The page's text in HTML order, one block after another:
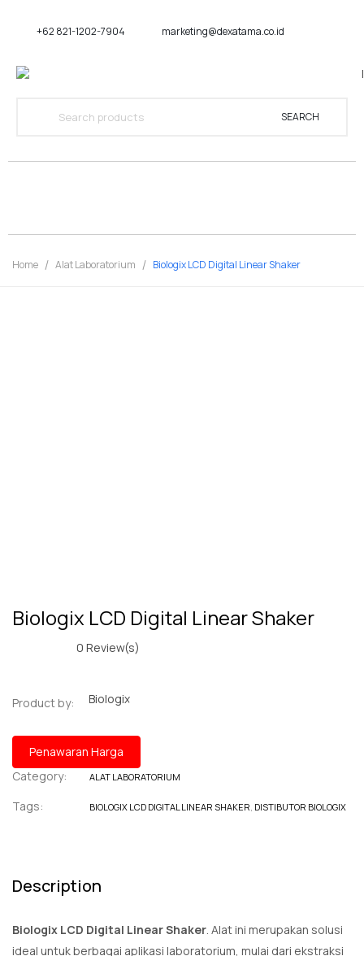
+62 821-1202-7904 marketing@dexatama.co.id
SEARCH
Home Alat Laboratorium Biologix LCD Digital Linear Shaker
Biologix LCD Digital Linear Shaker
0 Review(s)
Product by: Biologix
Penawaran Harga
Category:
ALAT LABORATORIUM
Tags: BIOLOGIX LCD DIGITAL LINEAR SHAKER DISTIBUTOR BIOLOGIX
Description
Biologix LCD Digital Linear Shaker . Alat ini merupakan solusi
ideal untuk berbagai aplikasi laboratorium, mulai dari ekstraksi